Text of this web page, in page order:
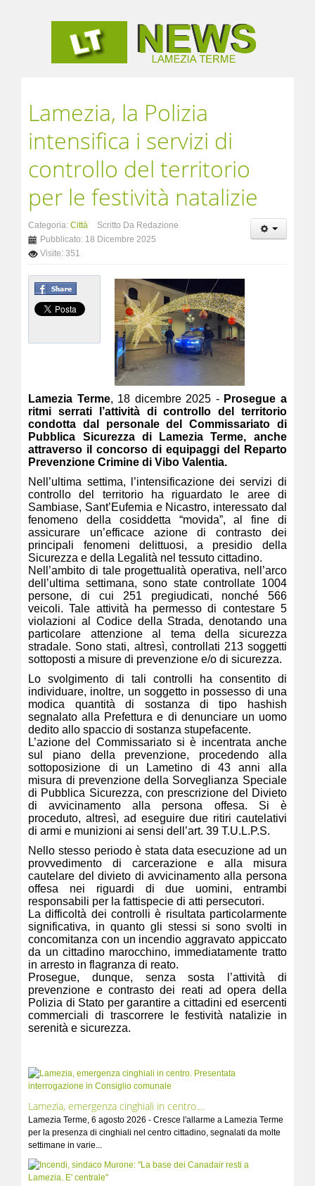
Lamezia, la Polizia
intensifica i servizi di
controllo del territorio
per le festività natalizie
Categoria:Città
Scritto Da Redazione
Pubblicato: 18 Dicembre 2025
Visite: 351
Lamezia Terme, 18 dicembre 2025 - Prosegue a
ritmi serrati l’attività di controllo del territorio
condotta dal personale del Commissariato di
Pubblica Sicurezza di Lamezia Terme, anche
attraverso il concorso di equipaggi del Reparto
Prevenzione Crimine di Vibo Valentia.
Nell’ultima settima, l’intensificazione dei servizi di
controllo del territorio ha riguardato le aree di
Sambiase, Sant’Eufemia e Nicastro, interessato dal
fenomeno della cosiddetta “movida”, al fine di
assicurare un’efficace azione di contrasto dei
principali fenomeni delittuosi, a presidio della
Sicurezza e della Legalità nel tessuto cittadino.
Nell’ambito di tale progettualità operativa, nell’arco
dell’ultima settimana, sono state controllate 1004
persone, di cui 251 pregiudicati, nonché 566
veicoli. Tale attività ha permesso di contestare 5
violazioni al Codice della Strada, denotando una
particolare attenzione al tema della sicurezza
stradale. Sono stati, altresì, controllati 213 soggetti
sottoposti a misure di prevenzione e/o di sicurezza.
Lo svolgimento di tali controlli ha consentito di
individuare, inoltre, un soggetto in possesso di una
modica quantità di sostanza di tipo hashish
segnalato alla Prefettura e di denunciare un uomo
dedito allo spaccio di sostanza stupefacente.
L’azione del Commissariato si è incentrata anche
sul piano della prevenzione, procedendo alla
sottoposizione di un Lametino di 43 anni alla
misura di prevenzione della Sorveglianza Speciale
di Pubblica Sicurezza, con prescrizione del Divieto
di avvicinamento alla persona offesa. Si è
proceduto, altresì, ad eseguire due ritiri cautelativi
di armi e munizioni ai sensi dell’art. 39 T.U.L.P.S.
Nello stesso periodo è stata data esecuzione ad un
provvedimento di carcerazione e alla misura
cautelare del divieto di avvicinamento alla persona
offesa nei riguardi di due uomini, entrambi
responsabili per la fattispecie di atti persecutori.
La difficoltà dei controlli è risultata particolarmente
significativa, in quanto gli stessi si sono svolti in
concomitanza con un incendio aggravato appiccato
da un cittadino marocchino, immediatamente tratto
in arresto in flagranza di reato.
Prosegue, dunque, senza sosta l’attività di
prevenzione e contrasto dei reati ad opera della
Polizia di Stato per garantire a cittadini ed esercenti
commerciali di trascorrere le festività natalizie in
serenità e sicurezza.
Lamezia, emergenza cinghiali in centro....
Lamezia Terme, 6 agosto 2026 - Cresce l'allarme a Lamezia Terme
per la presenza di cinghiali nel centro cittadino, segnalati da molte
settimane in varie...